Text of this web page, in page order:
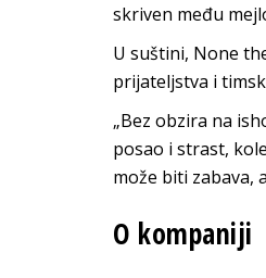
skriven među
U suštini, None
prijateljstva i
„Bez obzira na
posao i strast,
može biti zabava,
O kompaniji